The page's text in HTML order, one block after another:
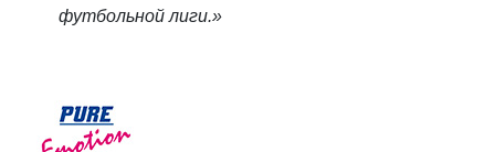
футбольной лиги.»